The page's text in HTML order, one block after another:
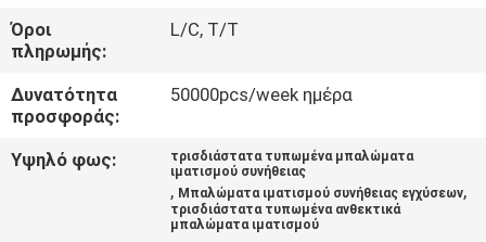
ΖΗΤΉΣΤΕ
ΈΝΑ
ΑΠΌΣΠΑΣΜΑ
Όροι
πληρωμής:
L/C, T/T
Δυνατότητα
προσφοράς:
50000pcs/week ημέρα
Υψηλό φως:
τρισδιάστατα τυπωμένα μπαλώματα
ιματισμού συνήθειας
, Μπαλώματα ιματισμού συνήθειας εγχύσεων,
τρισδιάστατα τυπωμένα ανθεκτικά
μπαλώματα ιματισμού